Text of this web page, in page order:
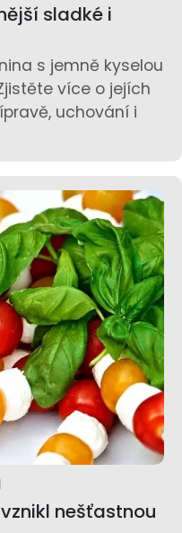
sladké i
s jemně kyselou
více o jejích
uchování i
nešťastnou